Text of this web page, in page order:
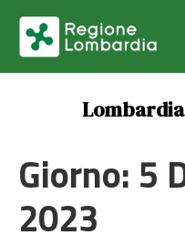
Giorno: 5
2023